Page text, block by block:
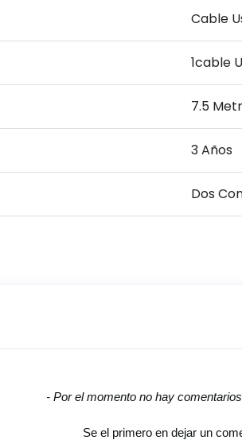
Cable
1cable
7.5
3 Años
Dos
- Por el momento no hay
Se el primero en dejar un